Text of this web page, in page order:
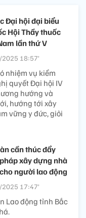
Đại hội đại biểu
Hội Thầy thuốc
lần thứ V
18:57’
nhiệm vụ kiểm
quyết Đại hội IV
hướng và
hướng tới xây
vững y đức, giỏi
cần thúc đẩy
xây dựng nhà
người lao động
17:47’
Lao động tỉnh Bắc